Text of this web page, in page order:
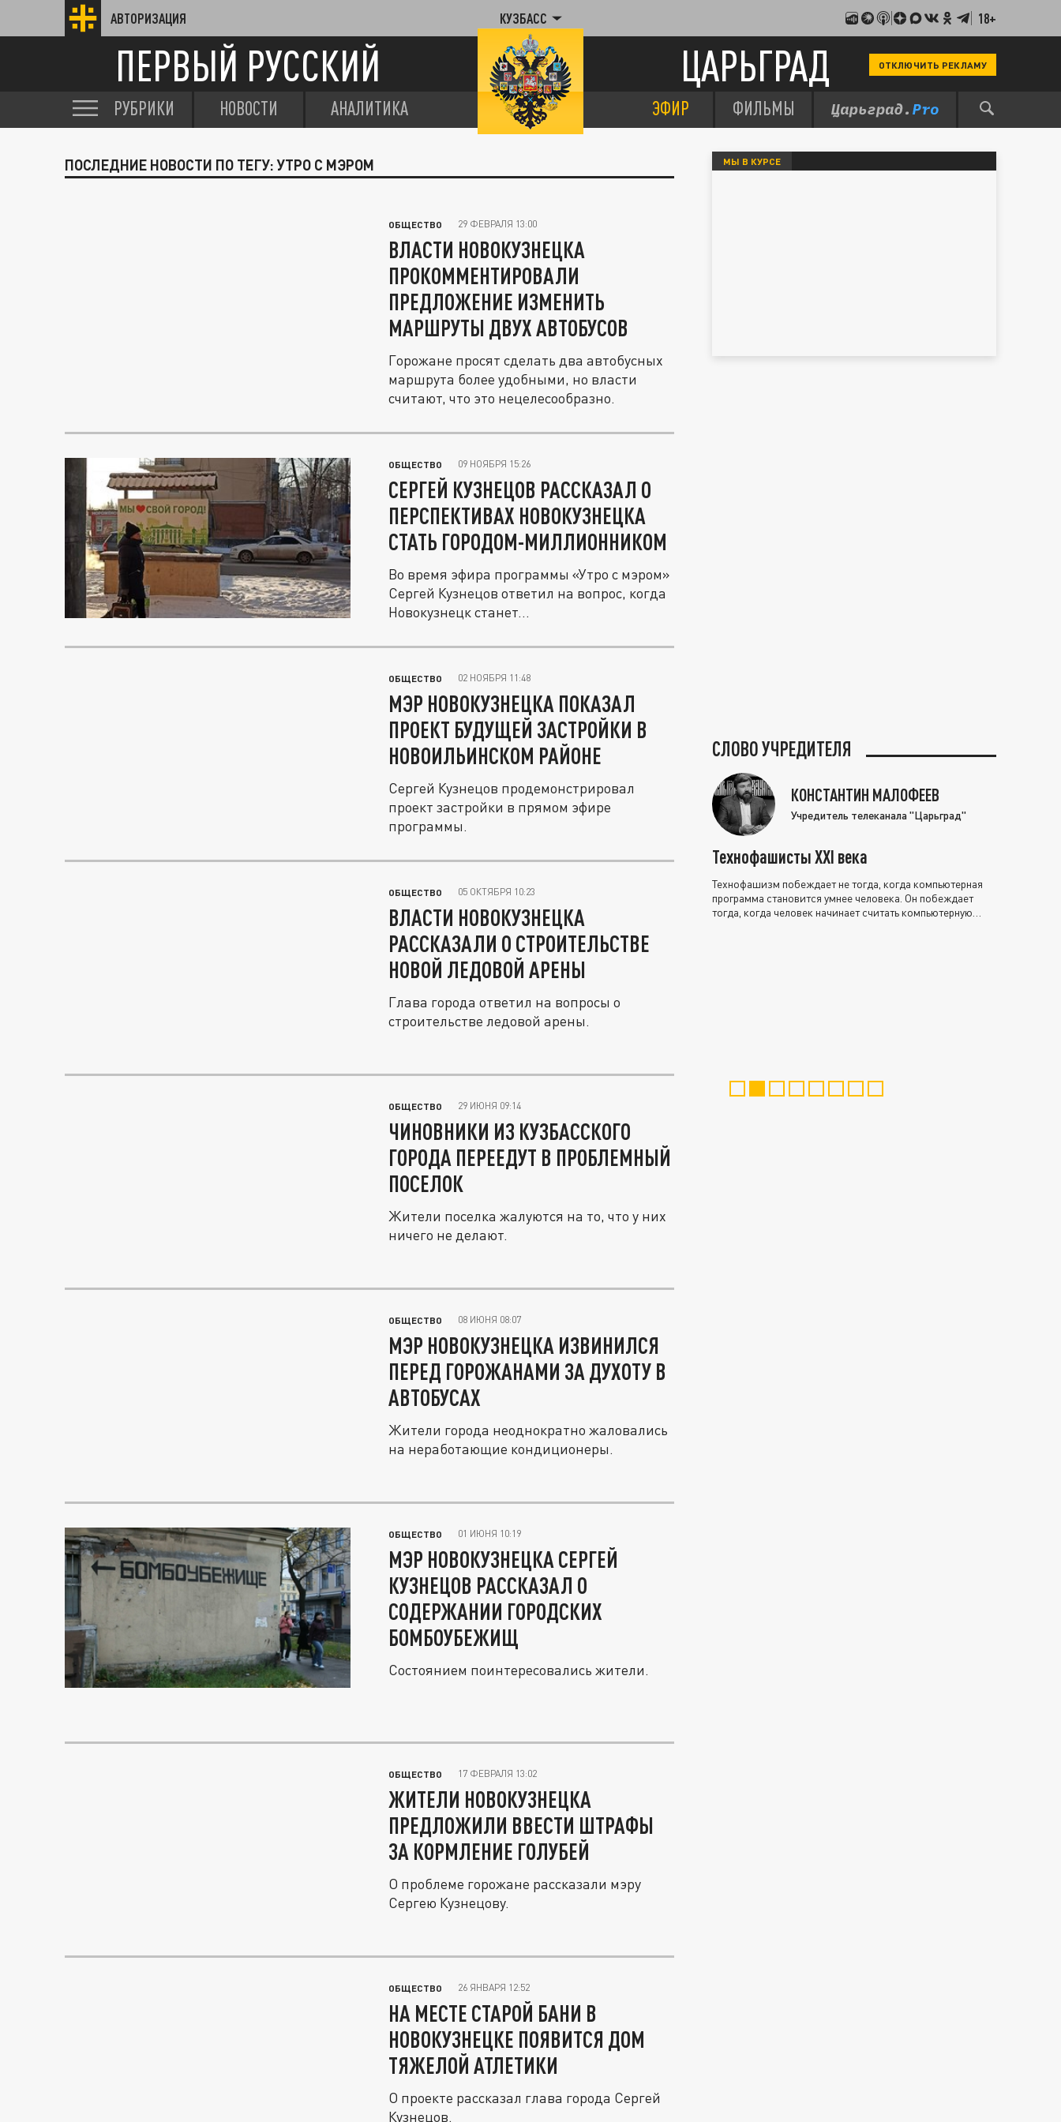
АВТОРИЗАЦИЯ КУЗБАСС 18+
ПЕРВЫЙ РУССКИЙ ЦАРЬГРАД ОТКЛЮЧИТЬ РЕКЛАМУ
РУБРИКИ НОВОСТИ АНАЛИТИКА ЭФИР ФИЛЬМЫ
ПОСЛЕДНИЕ НОВОСТИ ПО ТЕГУ: УТРО С МЭРОМ
ОБЩЕСТВО 29 ФЕВРАЛЯ 13:00
ВЛАСТИ НОВОКУЗНЕЦКА
ПРОКОММЕНТИРОВАЛИ
ПРЕДЛОЖЕНИЕ ИЗМЕНИТЬ
МАРШРУТЫ ДВУХ АВТОБУСОВ
Горожане просят сделать два автобусных
маршрута более удобными, но власти
считают, что это нецелесообразно.
ОБЩЕСТВО 09 НОЯБРЯ 15:26
СЕРГЕЙ КУЗНЕЦОВ РАССКАЗАЛ О
ПЕРСПЕКТИВАХ НОВОКУЗНЕЦКА
СТАТЬ ГОРОДОМ-МИЛЛИОННИКОМ
Во время эфира программы «Утро с мэром»
Сергей Кузнецов ответил на вопрос, когда
Новокузнецк станет...
ОБЩЕСТВО 02 НОЯБРЯ 11:48
МЭР НОВОКУЗНЕЦКА ПОКАЗАЛ
ПРОЕКТ БУДУЩЕЙ ЗАСТРОЙКИ В
НОВОИЛЬИНСКОМ РАЙОНЕ
Сергей Кузнецов продемонстрировал
проект застройки в прямом эфире
программы.
ОБЩЕСТВО 05 ОКТЯБРЯ 10:23
ВЛАСТИ НОВОКУЗНЕЦКА
РАССКАЗАЛИ О СТРОИТЕЛЬСТВЕ
НОВОЙ ЛЕДОВОЙ АРЕНЫ
Глава города ответил на вопросы о
строительстве ледовой арены.
ОБЩЕСТВО 29 ИЮНЯ 09:14
ЧИНОВНИКИ ИЗ КУЗБАССКОГО
ГОРОДА ПЕРЕЕДУТ В ПРОБЛЕМНЫЙ
ПОСЕЛОК
Жители поселка жалуются на то, что у них
ничего не делают.
ОБЩЕСТВО 08 ИЮНЯ 08:07
МЭР НОВОКУЗНЕЦКА ИЗВИНИЛСЯ
ПЕРЕД ГОРОЖАНАМИ ЗА ДУХОТУ В
АВТОБУСАХ
Жители города неоднократно жаловались
на неработающие кондиционеры.
ОБЩЕСТВО 01 ИЮНЯ 10:19
МЭР НОВОКУЗНЕЦКА СЕРГЕЙ
КУЗНЕЦОВ РАССКАЗАЛ О
СОДЕРЖАНИИ ГОРОДСКИХ
БОМБОУБЕЖИЩ
Состоянием поинтересовались жители.
ОБЩЕСТВО 17 ФЕВРАЛЯ 13:02
ЖИТЕЛИ НОВОКУЗНЕЦКА
ПРЕДЛОЖИЛИ ВВЕСТИ ШТРАФЫ
ЗА КОРМЛЕНИЕ ГОЛУБЕЙ
О проблеме горожане рассказали мэру
Сергею Кузнецову.
ОБЩЕСТВО 26 ЯНВАРЯ 12:52
НА МЕСТЕ СТАРОЙ БАНИ В
НОВОКУЗНЕЦКЕ ПОЯВИТСЯ ДОМ
ТЯЖЕЛОЙ АТЛЕТИКИ
О проекте рассказал глава города Сергей
Кузнецов.
МЫ В КУРСЕ
СЛОВО УЧРЕДИТЕЛЯ
КОНСТАНТИН МАЛОФЕЕВ
Учредитель телеканала "Царьград"
Технофашисты XXI века
Технофашизм побеждает не тогда, когда компьютерная
программа становится умнее человека. Он побеждает
тогда, когда человек начинает считать компьютерную